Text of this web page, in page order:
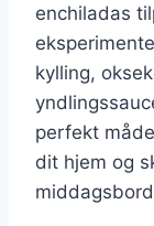
enchiladas
kylling,
perfekt
dit hjem og